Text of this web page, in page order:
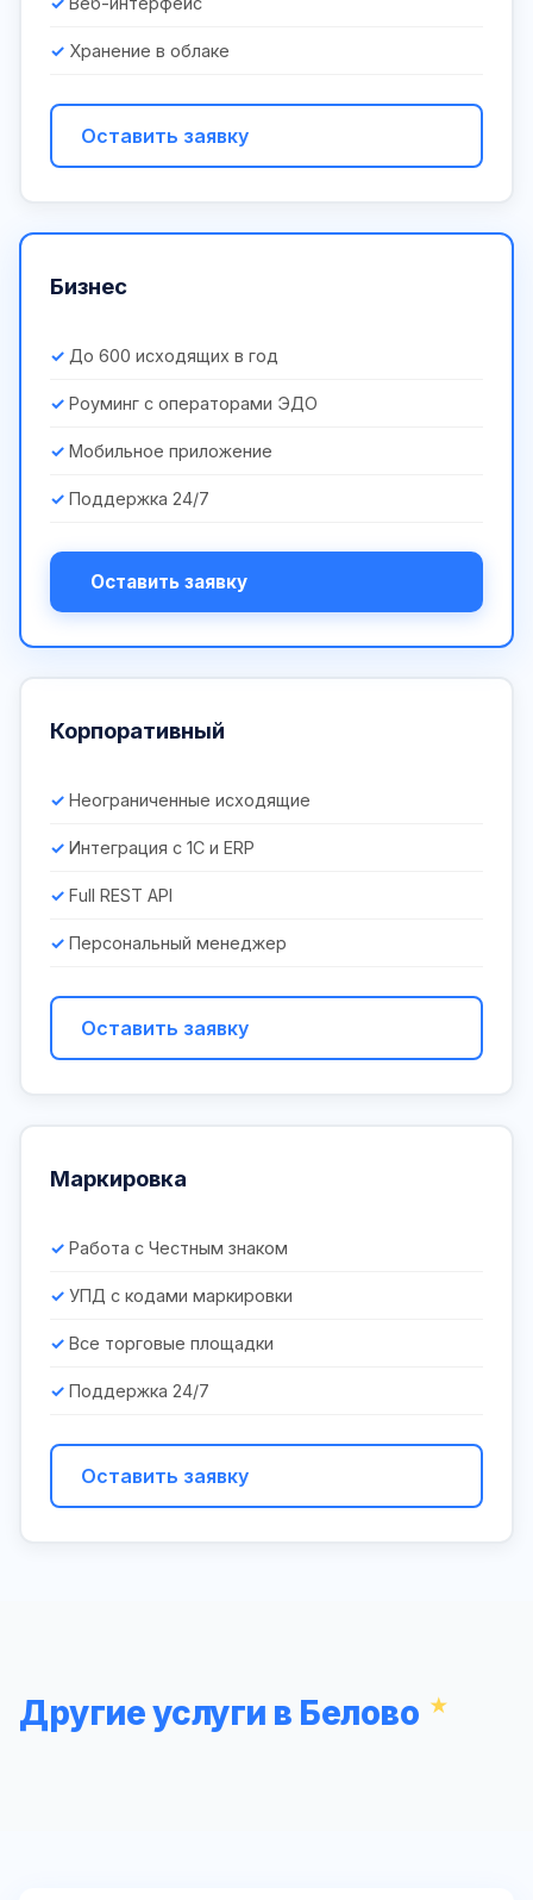
Хранение в облаке
Оставить заявку
Бизнес
До 600 исходящих в год
Роуминг с операторами ЭДО
Мобильное приложение
Поддержка 24/7
Оставить заявку
Корпоративный
Неограниченные исходящие
Интеграция с 1С и ERP
Full REST API
Персональный менеджер
Оставить заявку
Маркировка
Работа с Честным знаком
УПД с кодами маркировки
Все торговые площадки
Поддержка 24/7
Оставить заявку
Другие услуги в Белово